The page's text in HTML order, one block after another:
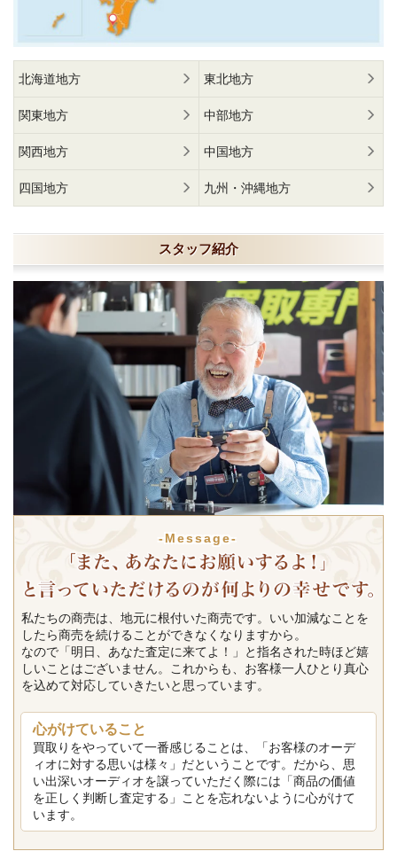
北海道地方 東北地方
関東地方 中部地方
関西地方 中国地方
四国地方 九州・沖縄地方
スタッフ紹介
-Message-
私たちの商売は、地元に根付いた商売です。いい加減なことを
したら商売を続けることができなくなりますから。
なので「明日、あなた査定に来てよ！」と指名された時ほど嬉
しいことはございません。これからも、お客様一人ひとり真心
を込めて対応していきたいと思っています。
心がけていること
買取りをやっていて一番感じることは、「お客様のオーデ
ィオに対する思いは様々」だということです。だから、思
い出深いオーディオを譲っていただく際には「商品の価値
を正しく判断し査定する」ことを忘れないように心がけて
います。